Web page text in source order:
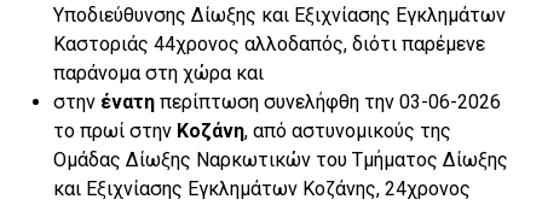
Υποδιεύθυνσης Δίωξης και Εξιχνίασης Εγκλημάτων
Καστοριάς 44χρονος αλλοδαπός, διότι παρέμενε
παράνομα στη χώρα και
στην ένατη περίπτωση συνελήφθη την 03-06-2026
το πρωί στην Κοζάνη, από αστυνομικούς της
Ομάδας Δίωξης Ναρκωτικών του Τμήματος Δίωξης
και Εξιχνίασης Εγκλημάτων Κοζάνης, 24χρονος